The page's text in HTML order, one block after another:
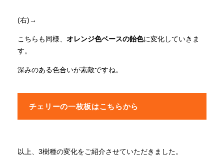
(右)→
こちらも同様、 オレンジ色ベースの飴色に変化していきま
す。
深みのある色合いが素敵ですね。
チェリーの一枚板はこちらから
以上、3樹種の変化をご紹介させていただきました。